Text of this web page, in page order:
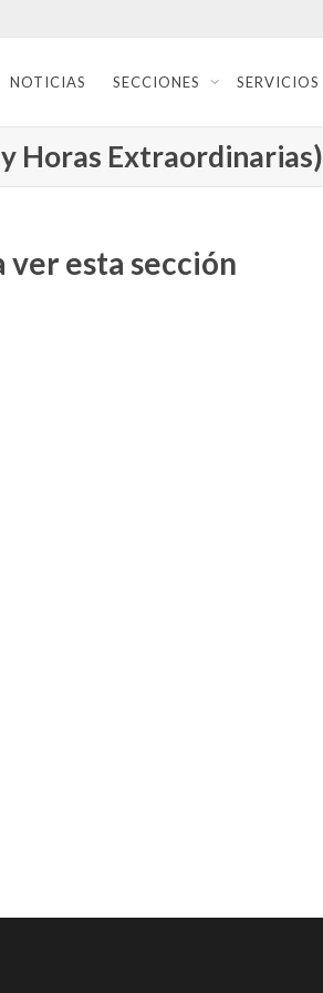
NOTICIAS SECCIONES SERVICIOS
Horas Extraordinarias)
esta sección